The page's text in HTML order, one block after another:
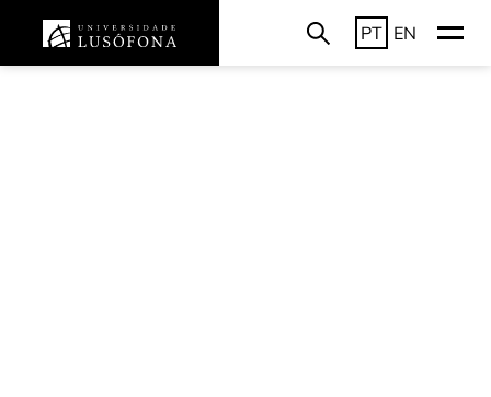
PT EN